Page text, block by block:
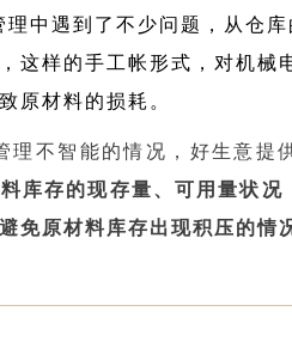
中遇到了不少问题，从仓
这样的手工帐形式，对机械
原材料的损耗。
理不智能的情况，好生意提
库存的现存量、可用量状
免原材料库存出现积压的情